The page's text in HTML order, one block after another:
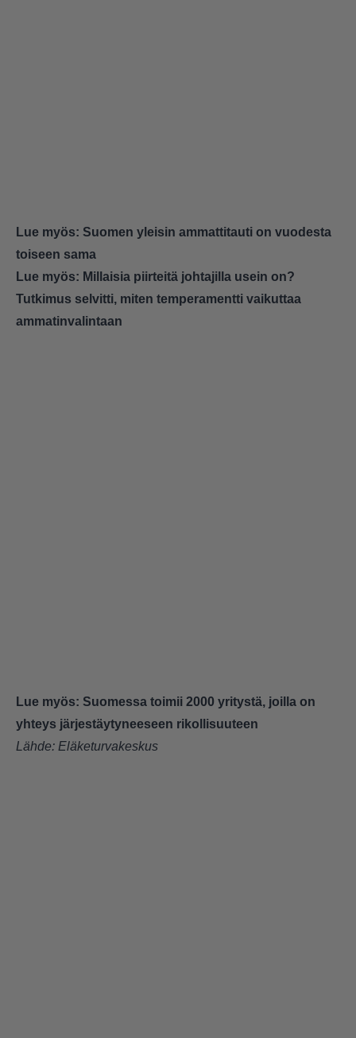
Lue myös: Suomen yleisin ammattitauti on vuodesta
toiseen sama
Lue myös: Millaisia piirteitä johtajilla usein on?
Tutkimus selvitti, miten temperamentti vaikuttaa
ammatinvalintaan
Lue myös: Suomessa toimii 2000 yritystä, joilla on
yhteys järjestäytyneeseen rikollisuuteen
Lähde: Eläketurvakeskus